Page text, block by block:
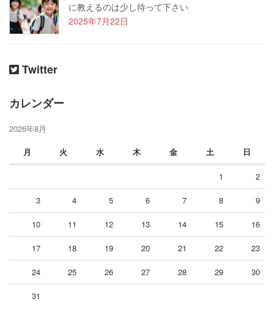
に教えるのは少し待って下さい
2025年7月22日
Twitter
カレンダー
2026年8月
月
火 水 木 金 土 日
1 2
3 4 5 6 7 8 9
10 11 12 13 14 15 16
17 18 19 20 21 22 23
24 25 26 27 28 29 30
31